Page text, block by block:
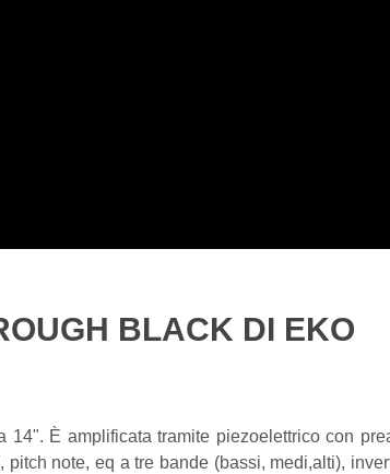
BLACK DI EKO
È amplificata tramite piezoelettrico con
note, eq a tre bande (bassi, medi,alti),